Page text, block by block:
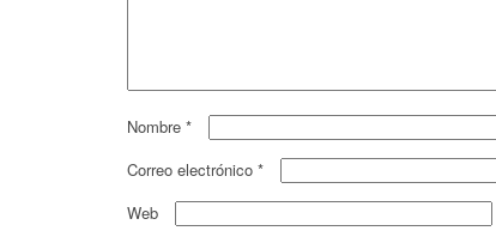
Nombre*
Correo electrónico*
Web